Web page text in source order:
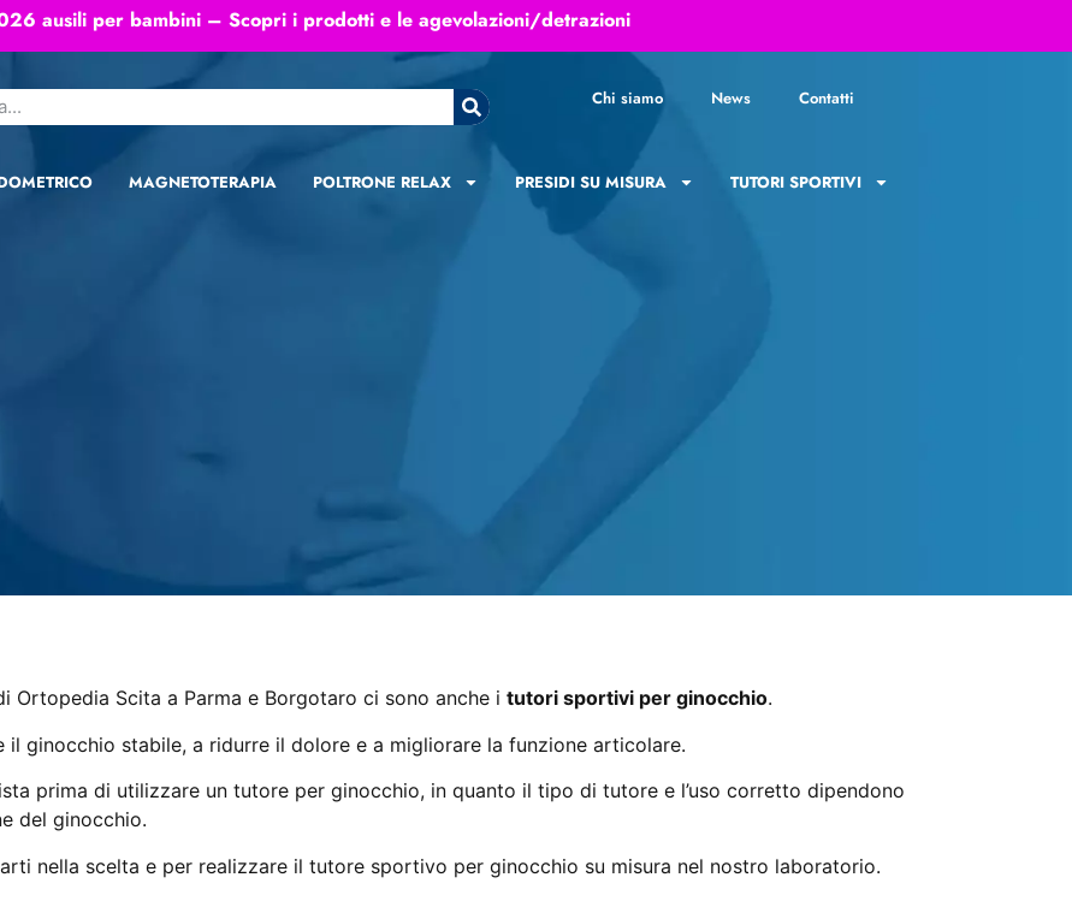
ausili per bambini – Scopri i prodotti e le agevolazioni/detrazioni
Chi siamo News Contatti
MAGNETOTERAPIA POLTRONE RELAX PRESIDI SU MISURA TUTORI SPORTIVI
Scita a Parma e Borgotaro ci sono anche i tutori sportivi per ginocchio.
ginocchio stabile, a ridurre il dolore e a migliorare la funzione articolare.
prima di utilizzare un tutore per ginocchio, in quanto il tipo di tutore e l’uso corretto dipendono
del ginocchio.
nella scelta e per realizzare il tutore sportivo per ginocchio su misura nel nostro laboratorio.